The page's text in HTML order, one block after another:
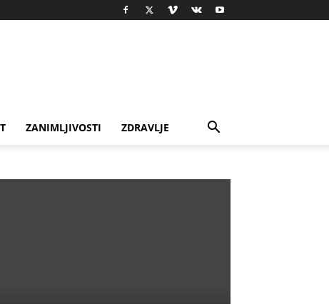
ZANIMLJIVOSTI ZDRAVLJE